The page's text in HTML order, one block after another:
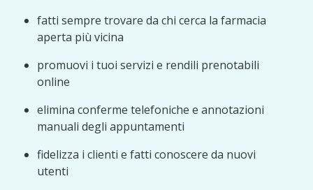
fatti sempre trovare da chi cerca la farmacia
aperta più vicina
promuovi i tuoi servizi e rendili prenotabili
online
elimina conferme telefoniche e annotazioni
manuali degli appuntamenti
fidelizza i clienti e fatti conoscere da nuovi
utenti